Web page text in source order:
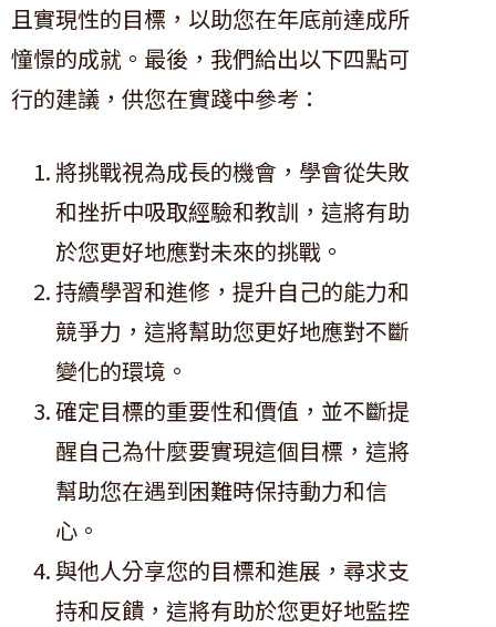
且實現性的目標，以助您在年底前達成所
憧憬的成就。最後，我們給出以下四點可
行的建議，供您在實踐中參考：
將挑戰視為成長的機會，學會從失敗
和挫折中吸取經驗和教訓，這將有助
於您更好地應對未來的挑戰。
持續學習和進修，提升自己的能力和
競爭力，這將幫助您更好地應對不斷
變化的環境。
確定目標的重要性和價值，並不斷提
醒自己為什麼要實現這個目標，這將
幫助您在遇到困難時保持動力和信
心。
與他人分享您的目標和進展，尋求支
持和反饋，這將有助於您更好地監控